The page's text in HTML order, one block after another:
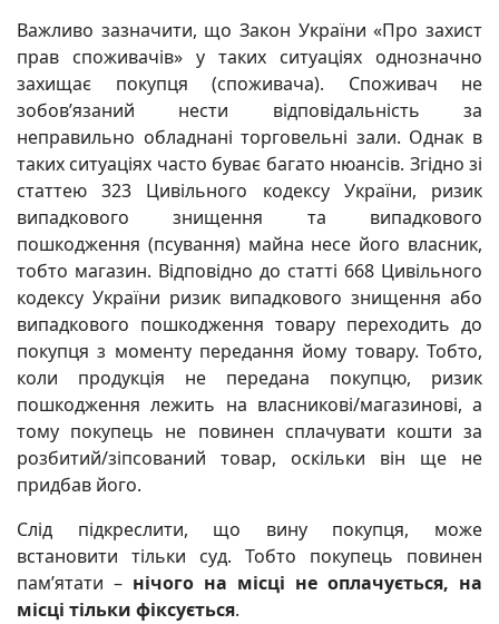
Важливо зазначити, що Закон України «Про захист
прав споживачів» у таких ситуаціях однозначно
захищає покупця (споживача). Споживач не
зобов’язаний нести відповідальність за
неправильно обладнані торговельні зали. Однак в
таких ситуаціях часто буває багато нюансів. Згідно зі
статтею 323 Цивільного кодексу України, ризик
випадкового знищення та випадкового
пошкодження (псування) майна несе його власник,
тобто магазин. Відповідно до статті 668 Цивільного
кодексу України ризик випадкового знищення або
випадкового пошкодження товару переходить до
покупця з моменту передання йому товару. Тобто,
коли продукція не передана покупцю, ризик
пошкодження лежить на власникові/магазинові, а
тому покупець не повинен сплачувати кошти за
розбитий/зіпсований товар, оскільки він ще не
придбав його.
Слід підкреслити, що вину покупця, може
встановити тільки суд. Тобто покупець повинен
пам’ятати – нічого на місці не оплачується, на
місці тільки фіксується.